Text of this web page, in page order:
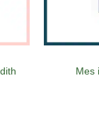
Mes